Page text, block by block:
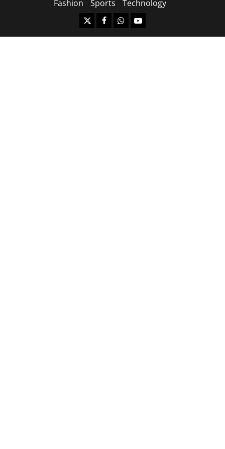
Fashion
Sports Technology
https://x.com
facebook.com
https:/whatsapp.com/
Youtube.com